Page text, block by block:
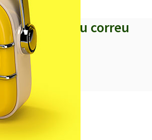
titulars al teu correu